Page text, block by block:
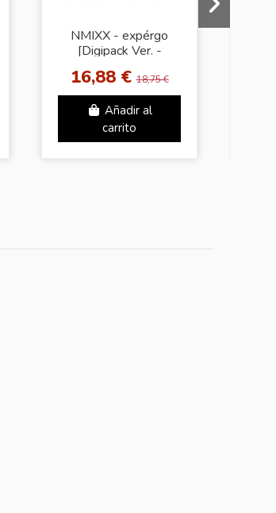
NMIXX - expérgo
[Digipack Ver. -
16,88 €18,75 €
Añadir al
carrito